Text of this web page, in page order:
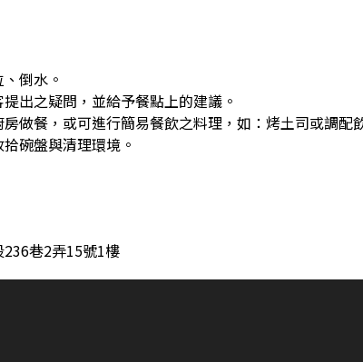
倒水。
出之疑問，並給予餐點上的建議。
做餐，或可進行簡易餐飲之料理，如：烤土司或調配
碗盤與清理環境。
巷2弄15號1樓